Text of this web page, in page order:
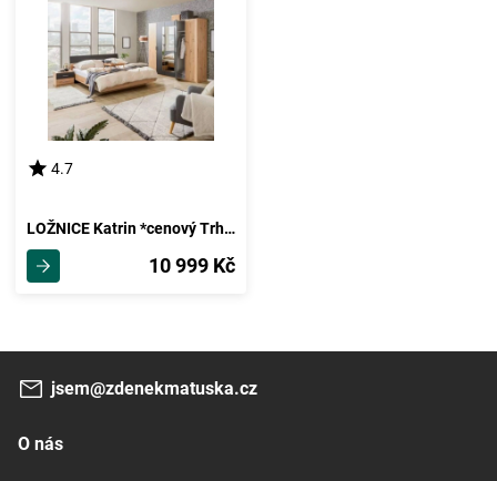
4.7
LOŽNICE Katrin *cenový Trhák*
10 999 Kč
jsem@zdenekmatuska.cz
O nás